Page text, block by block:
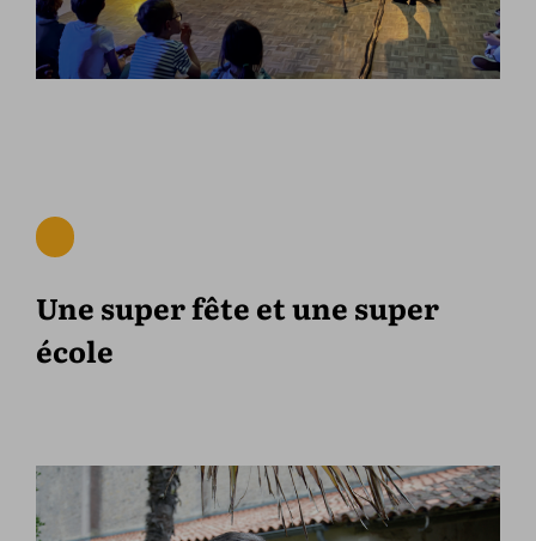
Une super fête et une super
école